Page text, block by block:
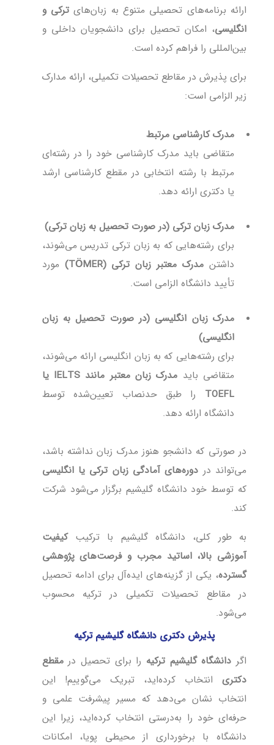
ارائه برنامه‌های تحصیلی متنوع به زبان‌های ترکی و
انگلیسی، امکان تحصیل برای دانشجویان داخلی و
بین‌المللی را فراهم کرده است.
برای پذیرش در مقاطع تحصیلات تکمیلی، ارائه مدارک
زیر الزامی است:
مدرک کارشناسی مرتبط
متقاضی باید مدرک کارشناسی خود را در رشته‌ای
مرتبط با رشته انتخابی در مقطع کارشناسی ارشد
یا دکتری ارائه دهد.
مدرک زبان ترکی (در صورت تحصیل به زبان ترکی)
برای رشته‌هایی که به زبان ترکی تدریس می‌شوند،
داشتن مدرک معتبر زبان ترکی (TÖMER)
مورد
تأیید دانشگاه الزامی است.
مدرک زبان انگلیسی (در صورت تحصیل به زبان
انگلیسی)
برای رشته‌هایی که به زبان انگلیسی ارائه می‌شوند،
متقاضی باید
مدرک زبان معتبر مانند IELTS یا
TOEFL را طبق حدنصاب تعیین‌شده توسط
دانشگاه ارائه دهد.
در صورتی که دانشجو هنوز مدرک زبان نداشته باشد،
می‌تواند در دوره‌های آمادگی زبان ترکی یا انگلیسی
که توسط خود دانشگاه گلیشیم برگزار می‌شود شرکت
کند.
به طور کلی، دانشگاه گلیشیم با ترکیبکیفیت
آموزشی بالا، اساتید مجرب و فرصت‌های پژوهشی
گسترده، یکی از گزینه‌های ایده‌آل برای ادامه تحصیل
در مقاطع تحصیلات تکمیلی در ترکیه محسوب
می‌شود.
پذیرش دکتری دانشگاه گلیشیم ترکیه
اگر دانشگاه گلیشیم ترکیه را برای تحصیل درمقطع
دکتری انتخاب کرده‌اید، تبریک می‌گوییم! این
انتخاب نشان می‌دهد که مسیر پیشرفت علمی و
حرفه‌ای خود را به‌درستی انتخاب کرده‌اید، زیرا این
دانشگاه با برخورداری از محیطی پویا، امکانات